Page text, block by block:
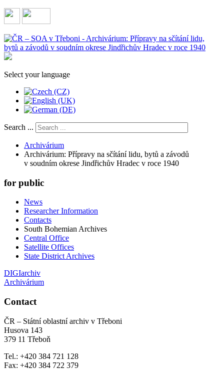
Select your language
Search ...
Archivárium
Archivárium: Přípravy na sčítání lidu, bytů a závodů
v soudním okrese Jindřichův Hradec v roce 1940
for public
News
Researcher Information
Contacts
South Bohemian Archives
Central Office
Satellite Offices
State District Archives
DIGIarchiv
Archivárium
Contact
ČR – Státní oblastní archiv v Třeboni
Husova 143
379 11 Třeboň
Tel.: +420 384 721 128
Fax: +420 384 722 379